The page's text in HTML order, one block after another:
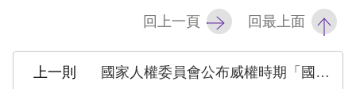
核
回上一頁 回最上面
國家人權委員會公布威權時期「國家不法」專案報告 期促進被害者權益回復、歷史真相揭露 落實國際人權公約